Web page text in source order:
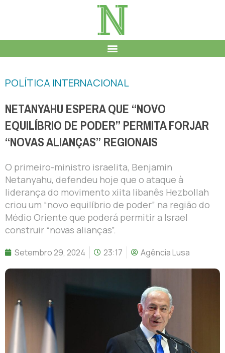
POLÍTICA INTERNACIONAL
NETANYAHU ESPERA QUE “NOVO
EQUILÍBRIO DE PODER” PERMITA FORJAR
“NOVAS ALIANÇAS” REGIONAIS
O primeiro-ministro israelita, Benjamin
Netanyahu, defendeu hoje que o ataque à
liderança do movimento xiita libanês Hezbollah
criou um “novo equilíbrio de poder” na região do
Médio Oriente que poderá permitir a Israel
construir “novas alianças”.
Setembro 29, 2024 23:17 Agência Lusa